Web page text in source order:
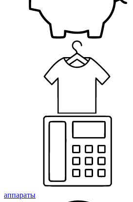
аппараты